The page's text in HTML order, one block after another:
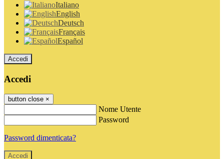
Italiano
English
Deutsch
Français
Español
Accedi
Accedi
button close ×
Nome Utente
Password
Password dimenticata?